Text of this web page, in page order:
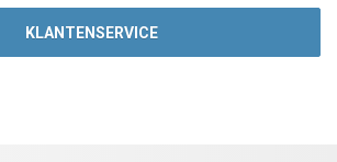
KLANTENSERVICE